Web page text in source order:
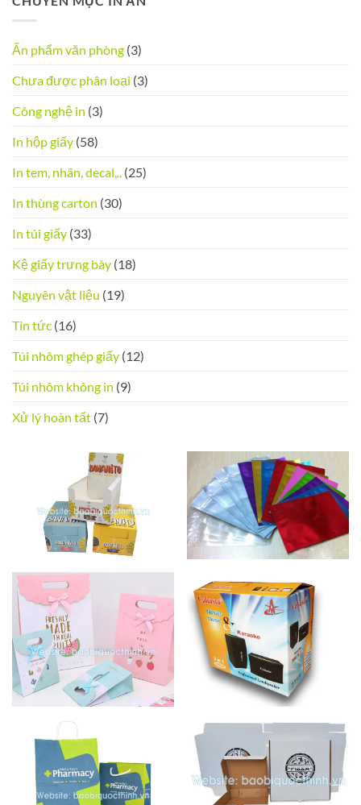
Ấn phẩm văn phòng (3)
Chưa được phân loại (3)
Công nghệ in (3)
In hộp giấy (58)
In tem, nhãn, decal,..
(25)
In thùng carton (30)
In túi giấy (33)
Kệ giấy trưng bày (18)
Nguyên vật liệu (19)
Tin tức (16)
Túi nhôm ghép giấy (12)
Túi nhôm không in (9)
Xử lý hoàn tất (7)